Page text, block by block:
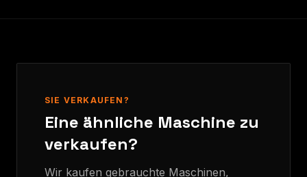
SIE VERKAUFEN?
Eine ähnliche Maschine zu
verkaufen?
Wir kaufen gebrauchte Maschinen,